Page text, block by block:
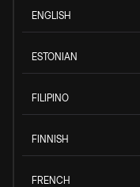
ENGLISH
ESTONIAN
FILIPINO
FINNISH
FRENCH